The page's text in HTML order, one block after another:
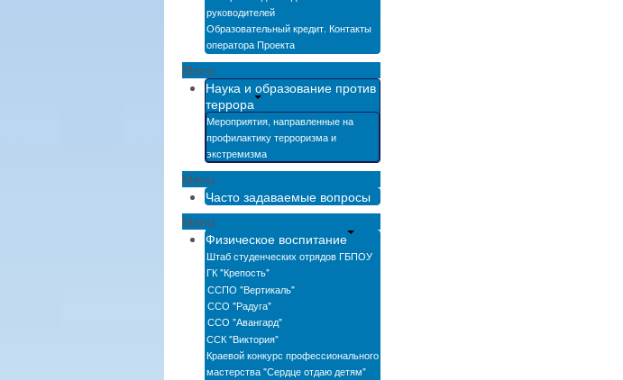
руководителей
Образовательный кредит. Контакты
оператора Проекта
Menu
Наука и образование против
террора
Мероприятия, направленные на
профилактику терроризма и
экстремизма
Menu
Часто задаваемые вопросы
Menu
Физическое воспитание
Штаб студенческих отрядов ГБПОУ
ГК "Крепость"
ССПО "Вертикаль"
ССО "Радуга"
ССО "Авангард"
ССК "Виктория"
Краевой конкурс профессионального
мастерства "Сердце отдаю детям"